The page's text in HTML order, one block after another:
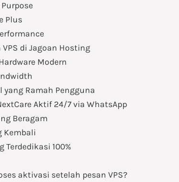
Purpose
Plus
di Jagoan Hosting
Modern
yang Ramah Pengguna
Aktif 24/7 via WhatsApp
Beragam
Kembali
Terdedikasi 100%
aktivasi setelah pesan VPS?